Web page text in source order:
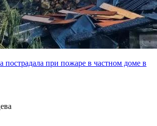
пострадала при пожаре в частном доме в